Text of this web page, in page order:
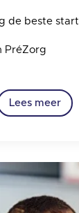
de beste start
PréZorg
Lees meer